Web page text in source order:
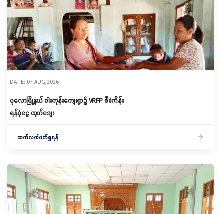
DATE: 07 AUG,2026
ပုလောမြို့နယ် ဝါးကုန်းကျေးရွာ၌ ‌VRFP စီမံကိန်း
ရန်ပုံငွေ ထုတ်ချေး
ဆက်လက်ဖတ်ရှုရန်